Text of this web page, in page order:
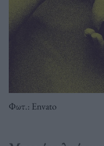
Φωτ.: Envato